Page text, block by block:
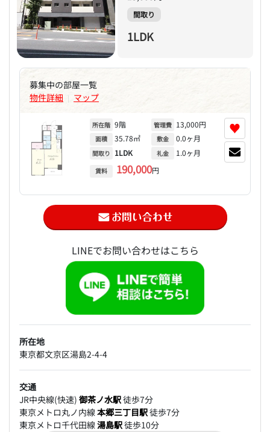
間取り
1LDK
募集中の部屋一覧
物件詳細 | マップ
所在階 9階
面積 35.78㎡
間取り 1LDK
賃料 190,000円
管理費 13,000円
敷金 0.0ヶ月
礼金 1.0ヶ月
♥
LINEでお問い合わせはこちら
所在地
東京都文京区湯島2-4-4
交通
JR中央線(快速)御茶ノ水駅徒歩7分
東京メトロ丸ノ内線本郷三丁目駅徒歩7分
東京メトロ千代田線湯島駅徒歩10分